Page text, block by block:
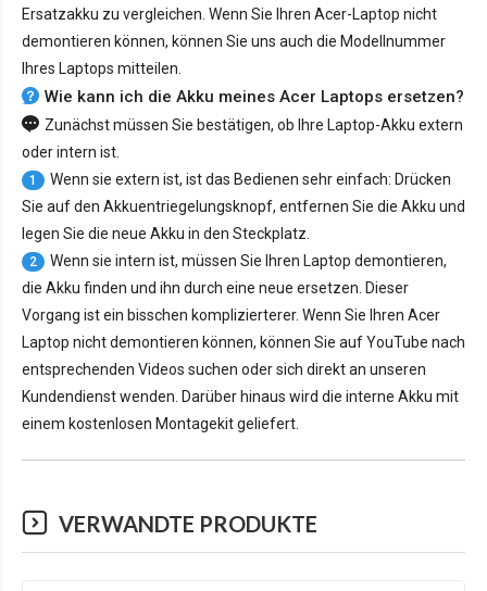
Ersatzakku zu vergleichen. Wenn Sie Ihren Acer-Laptop nicht
demontieren können, können Sie uns auch die Modellnummer
Ihres Laptops mitteilen.
Wie kann ich die Akku meines Acer Laptops ersetzen?
Zunächst müssen Sie bestätigen, ob Ihre Laptop-Akku extern
oder intern ist.
1
Wenn sie extern ist, ist das Bedienen sehr einfach: Drücken
Sie auf den Akkuentriegelungsknopf, entfernen Sie die Akku und
legen Sie die neue Akku in den Steckplatz.
2
Wenn sie intern ist, müssen Sie Ihren Laptop demontieren,
die Akku finden und ihn durch eine neue ersetzen. Dieser
Vorgang ist ein bisschen komplizierterer. Wenn Sie Ihren Acer
Laptop nicht demontieren können, können Sie auf YouTube nach
entsprechenden Videos suchen oder sich direkt an unseren
Kundendienst wenden. Darüber hinaus wird die interne Akku mit
einem kostenlosen Montagekit geliefert.
VERWANDTE PRODUKTE